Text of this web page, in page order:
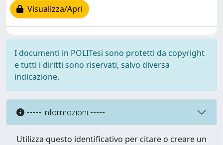
Visualizza/Apri
I documenti in POLITesi sono protetti da copyright
e tutti i diritti sono riservati, salvo diversa
indicazione.
----- Informazioni -----
Utilizza questo identificativo per citare o creare un